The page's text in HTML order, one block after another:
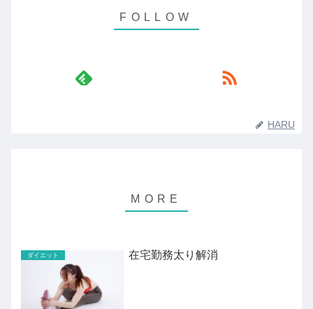
HARU
ダイエット 在宅勤務太り解消